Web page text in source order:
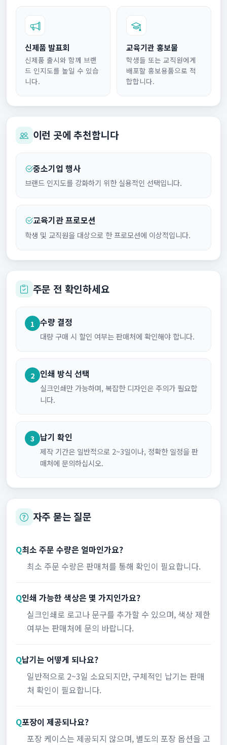
신제품 발표회
신제품 출시와 함께 브랜
드 인지도를 높일 수 있습
니다.
교육기관 홍보물
학생들 또는 교직원에게
배포할 홍보용품으로 적
합합니다.
이런 곳에 추천합니다
중소기업 행사
브랜드 인지도를 강화하기 위한 실용적인 선택입니다.
교육기관 프로모션
학생 및 교직원을 대상으로 한 프로모션에 이상적입니다.
주문 전 확인하세요
1 수량 결정
대량 구매 시 할인 여부는 판매처에 확인해야 합니다.
2 인쇄 방식 선택
실크인쇄만 가능하며, 복잡한 디자인은 주의가 필요합
니다.
3 납기 확인
제작 기간은 일반적으로 2~3일이나, 정확한 일정을 판
매처에 문의하십시오.
자주 묻는 질문
Q최소 주문 수량은 얼마인가요?
최소 주문 수량은 판매처를 통해 확인이 필요합니다.
Q인쇄 가능한 색상은 몇 가지인가요?
실크인쇄로 로고나 문구를 추가할 수 있으며, 색상 제한
여부는 판매처에 문의 바랍니다.
Q납기는 어떻게 되나요?
일반적으로 2~3일 소요되지만, 구체적인 납기는 판매
처 확인이 필요합니다.
Q포장이 제공되나요?
포장 케이스는 제공되지 않으며, 별도의 포장 옵션을 고